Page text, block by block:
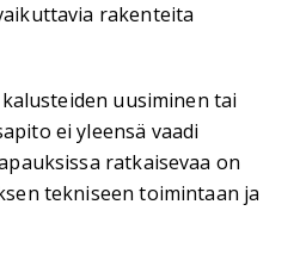
rakenteita
uusiminen tai
ei yleensä vaadi
ratkaisevaa on
tekniseen toimintaan ja